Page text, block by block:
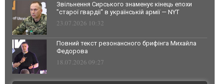
Звільнення Сирського знаменує кінець епохи
"старої гвардії" в українській армії — NYT
23.07.2026 10:32
Повний текст резонансного брифінга Михайла
Федорова
18.07.2026 09:27